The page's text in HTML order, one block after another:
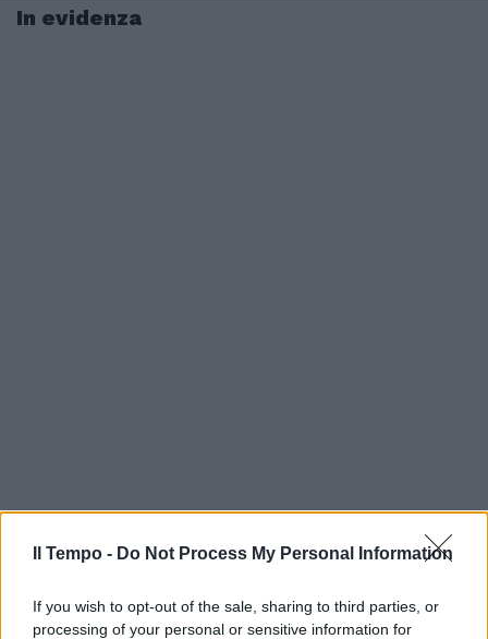
Il Tempo - Do Not Process My Personal Information
If you wish to opt-out of the sale, sharing to third parties, or
processing of your personal or sensitive information for
In evidenza